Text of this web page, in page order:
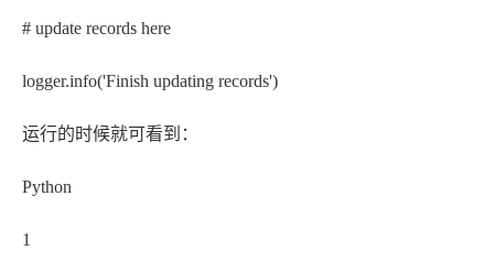
# update records here
logger.info('Finish updating records')
运行的时候就可看到：
Python
1